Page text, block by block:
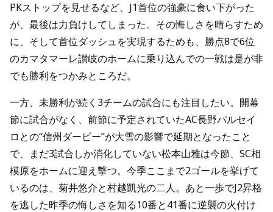
PKストップを見せるなど、J1首位の強豪に食い下がった
が、最後は力負けしてしまった。その悔しさを晴らすため
に、そして首位ダッシュを実現するためも、勝点8で6位
のカマタマーレ讃岐のホームに乗り込んでの一戦は是が非
でも勝利をつかみところだ。
一方、未勝利が続く3チームの試合にも注目したい。開幕
節に試合がなく、前節に予定されていたAC長野パルセイ
ロとの“信州ダービー”が大雪の影響で延期となったこと
で、まだ3試合しか消化していない松本山雅は今節、SC相
模原をホームに迎え撃つ。今季ここまで2ゴールを挙げて
いるのは、菊井悠介と村越凱光の二人。あと一歩でJ2昇格
を逃した昨季の悔しさを知る10番と41番に逆襲の火付け